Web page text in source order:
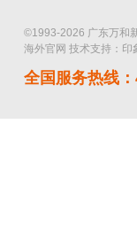
©1993-2026 广东万和
海外官网 技术支持：印
全国服务热线